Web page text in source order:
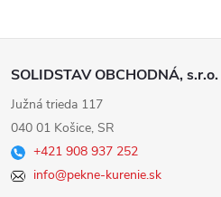
Z
á
p
SOLIDSTAV OBCHODNÁ, s.r.o.
Južná trieda 117
040 01 Košice, SR
+421 908 937 252
info@pekne-kurenie.sk